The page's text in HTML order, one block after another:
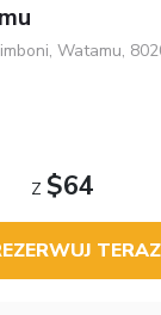
Watamu,
Z $64
TERAZ